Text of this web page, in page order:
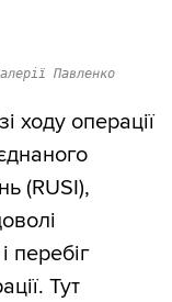
Павленко
ходу операції
(RUSI),
перебіг
Тут